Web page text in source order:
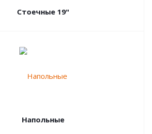
Стоечные 19"
Напольные